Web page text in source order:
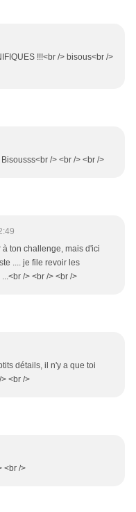
!!!<br /> bisous<br />
/> <br /> <br />
ton challenge, mais d'ici
.... je file revoir les
/> <br /> <br />
détails, il n'y a que toi
<br />
<br />